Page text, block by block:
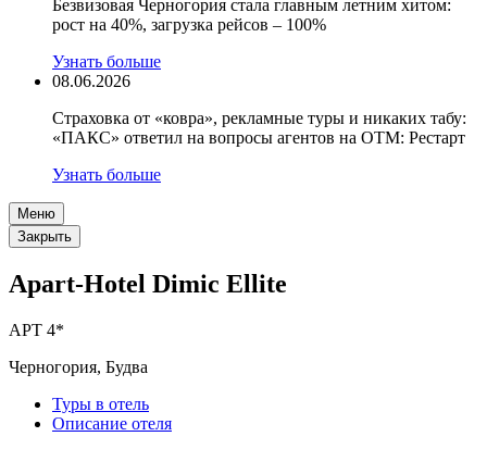
Безвизовая Черногория стала главным летним хитом:
рост на 40%, загрузка рейсов – 100%
Узнать больше
08.06.2026
Страховка от «ковра», рекламные туры и никаких табу:
«ПАКС» ответил на вопросы агентов на OTM: Рестарт
Узнать больше
Меню
Закрыть
Apart-Hotel Dimic Ellite
APT 4*
Черногория, Будва
Туры в отель
Описание отеля